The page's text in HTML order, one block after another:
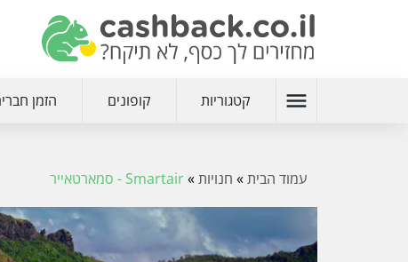
menu קטגוריות קופונים הזמן
עמוד הבית» חנויות»Smartair - סמארטאייר